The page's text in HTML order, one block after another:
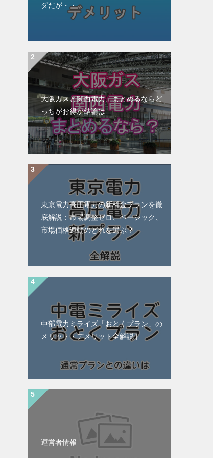
ダだが・・
大阪ガスと関西電力、まとめるならど
っちがお得か結論は
東京電力高圧電力の新料金プランを徹
底解説：市場調整ゼロ、ベーシック、
市場価格連動のどれを選ぶ？
中部電力ミライズ「おとくプラン」の
メリット・デメリット全解説 |
運営者情報